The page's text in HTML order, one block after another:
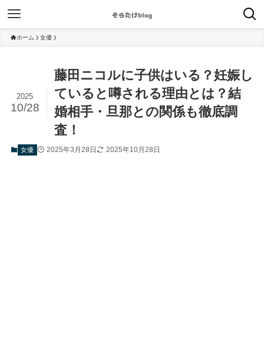
ホーム 女優
藤田ニコルに子供はいる？妊娠し
ていると噂される理由とは？結
婚相手・旦那との関係も徹底調
査！
2025
10/28
女優 2025年3月28日 2025年10月28日